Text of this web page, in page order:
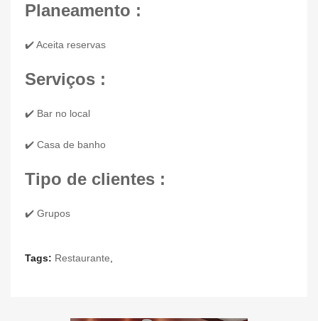
Planeamento :
✔️ Aceita reservas
Serviços :
✔️ Bar no local
✔️ Casa de banho
Tipo de clientes :
✔️ Grupos
Tags: Restaurante